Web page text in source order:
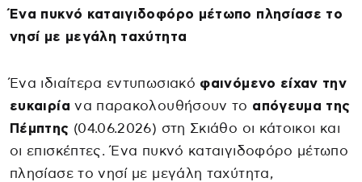
Ένα πυκνό καταιγιδοφόρο μέτωπο πλησίασε το
νησί με μεγάλη ταχύτητα
Ένα ιδιαίτερα εντυπωσιακό φαινόμενο είχαν την
ευκαιρία να παρακολουθήσουν το απόγευμα της
Πέμπτης (04.06.2026) στη Σκιάθο οι κάτοικοι και
οι επισκέπτες. Ένα πυκνό καταιγιδοφόρο μέτωπο
πλησίασε το νησί με μεγάλη ταχύτητα,